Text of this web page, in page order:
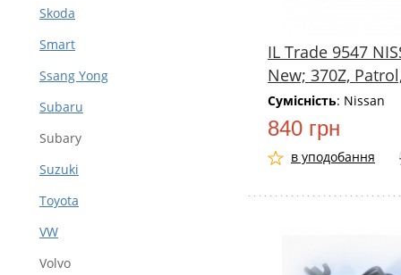
Skoda
Smart
Ssang Yong
Subaru
Subary
Suzuki
Toyota
VW
Volvo
IL Trade 9547
New; 370Z,
Сумісність: Nissan
840 грн
в уподобання